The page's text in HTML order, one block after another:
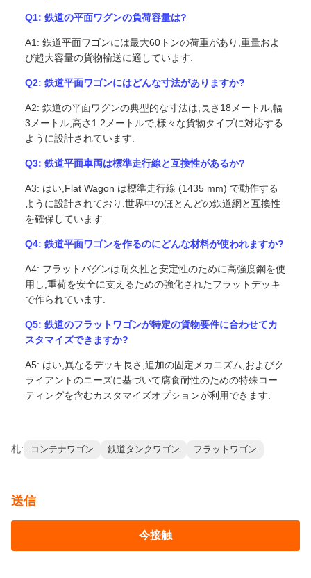
Q1: 鉄道の平面ワグンの負荷容量は?
A1: 鉄道平面ワゴンには最大60トンの荷重があり,重量およ
び超大容量の貨物輸送に適しています.
Q2: 鉄道平面ワゴンにはどんな寸法がありますか?
A2: 鉄道の平面ワグンの典型的な寸法は,長さ18メートル,幅
3メートル,高さ1.2メートルで,様々な貨物タイプに対応する
ように設計されています.
Q3: 鉄道平面車両は標準走行線と互換性があるか?
A3: はい,Flat Wagon は標準走行線 (1435 mm) で動作する
ように設計されており,世界中のほとんどの鉄道網と互換性
を確保しています.
Q4: 鉄道平面ワゴンを作るのにどんな材料が使われますか?
A4: フラットバグンは耐久性と安定性のために高強度鋼を使
用し,重荷を安全に支えるための強化されたフラットデッキ
で作られています.
Q5: 鉄道のフラットワゴンが特定の貨物要件に合わせてカ
スタマイズできますか?
A5: はい,異なるデッキ長さ,追加の固定メカニズム,およびク
ライアントのニーズに基づいて腐食耐性のための特殊コー
ティングを含むカスタマイズオプションが利用できます.
札: コンテナワゴン 鉄道タンクワゴン フラットワゴン
送信
今接触